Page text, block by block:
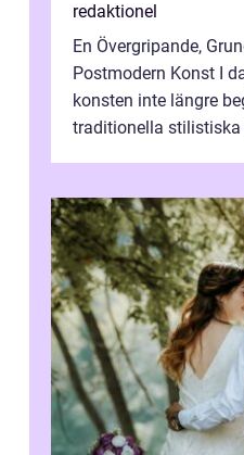
redaktionel
En Övergripande,
Postmodern Konst I
konsten inte längre
traditionella stilistiska